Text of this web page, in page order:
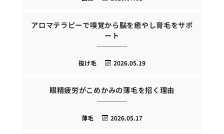
アロマテラピーで嗅覚から脳を癒やし育毛をサポ
ート
2026.05.19
抜け毛
眼精疲労がこめかみの薄毛を招く理由
2026.05.17
薄毛